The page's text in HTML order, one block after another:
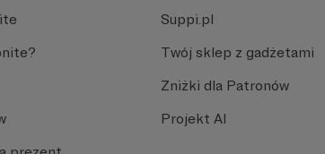
Suppi.pl
Twój sklep z gadżetami
Zniżki dla Patronów
Projekt AI